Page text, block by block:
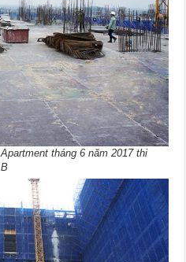
tháng 6 năm 2017 thi